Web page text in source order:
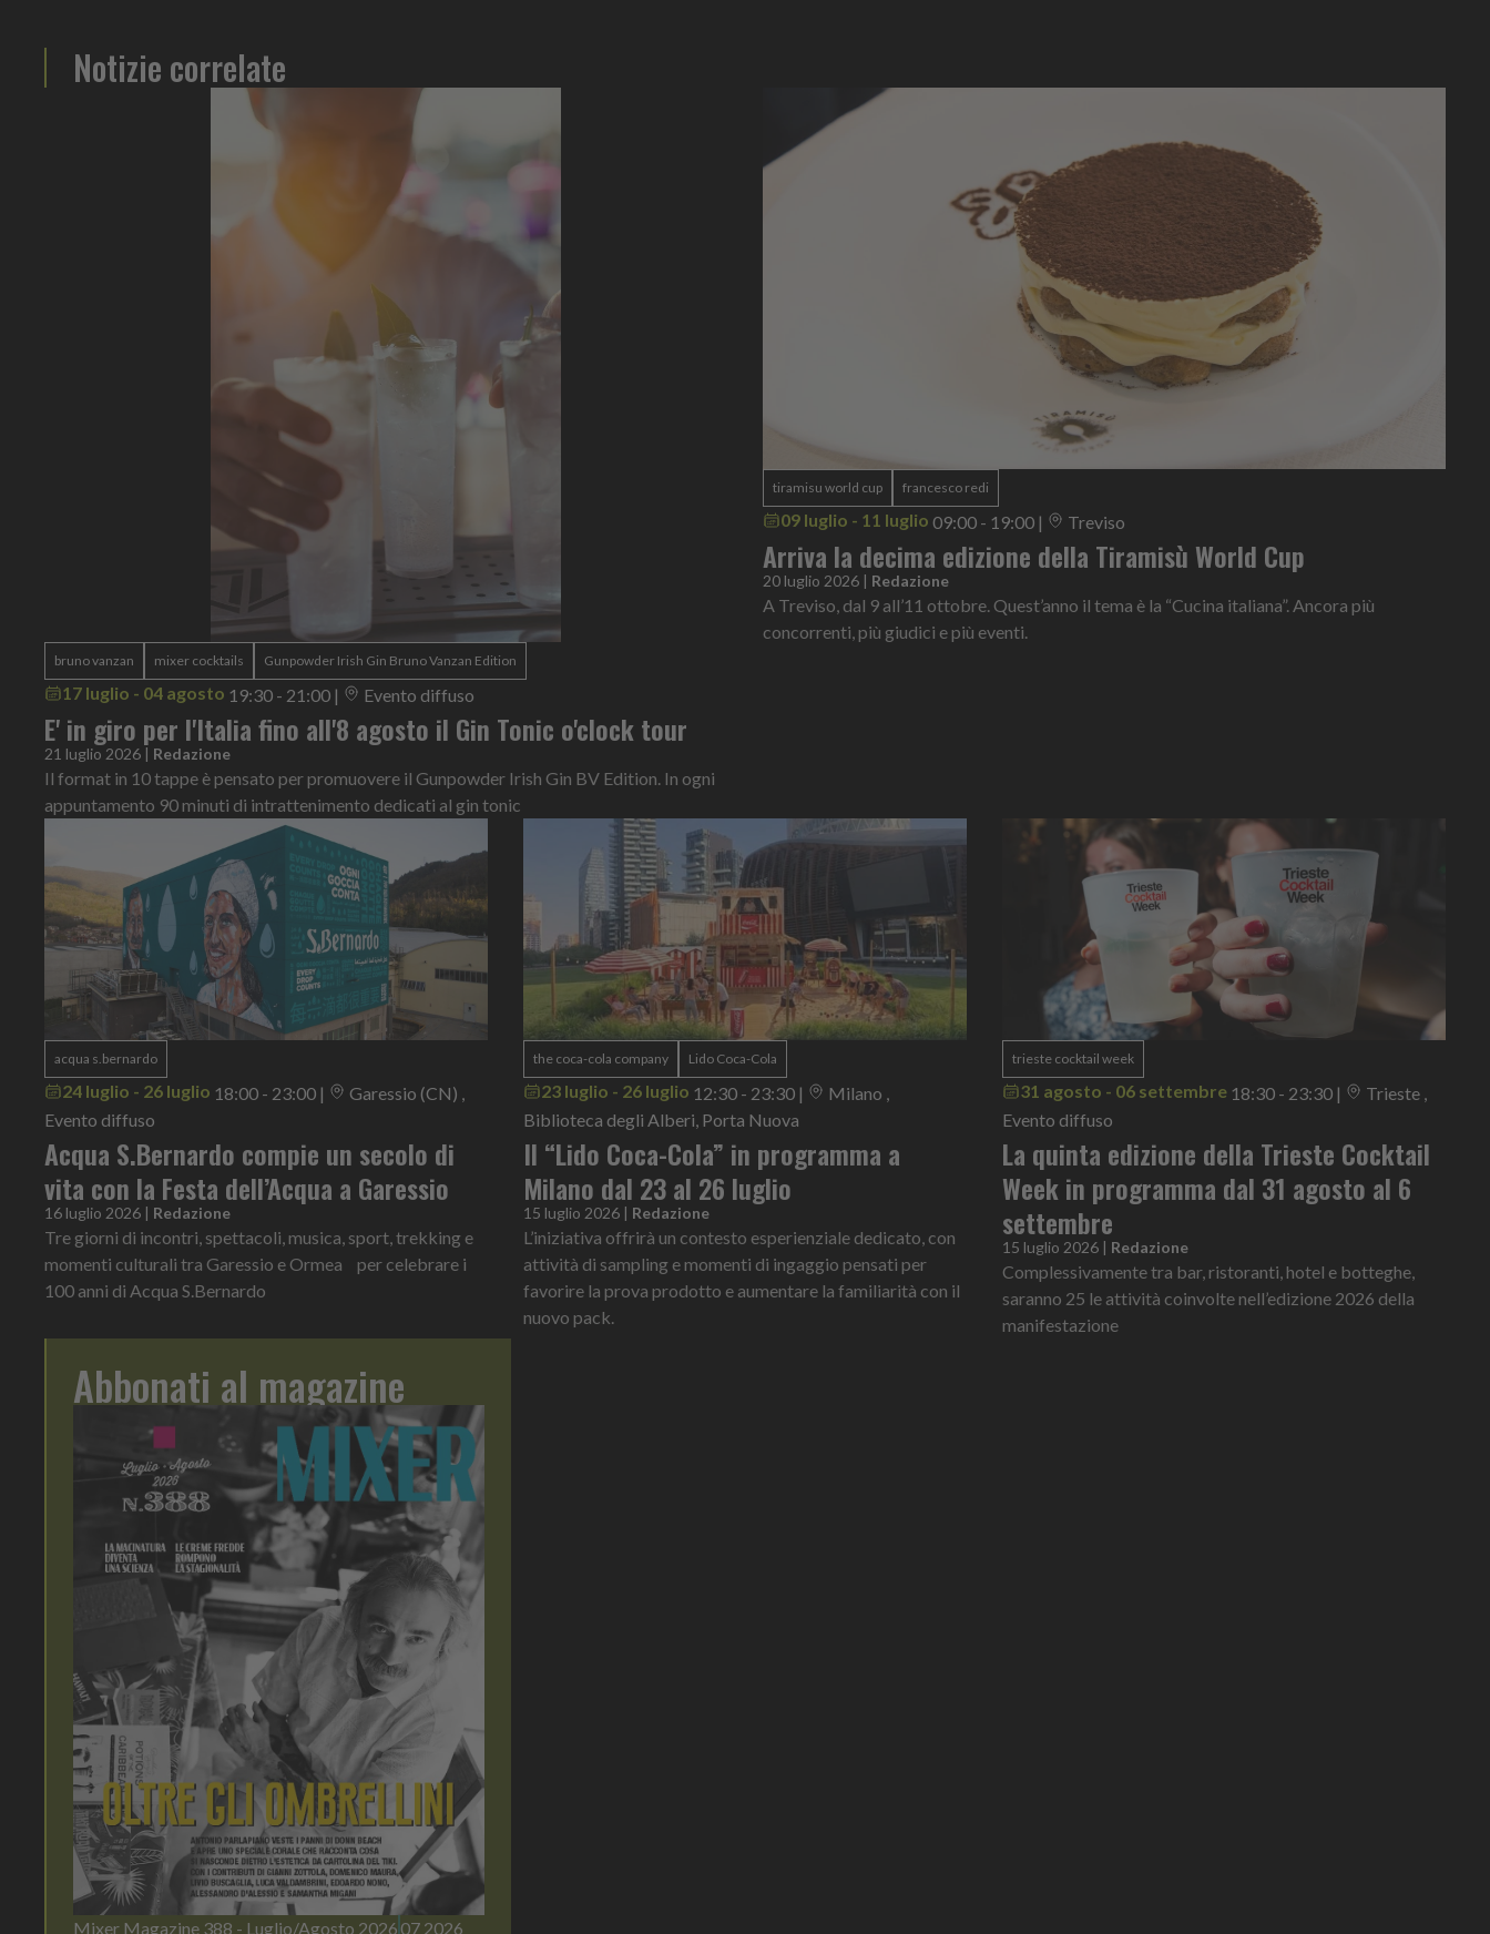
Notizie correlate
bruno vanzan mixer cocktails Gunpowder Irish Gin Bruno Vanzan Edition
17 luglio - 04 agosto 19:30 - 21:00 | Evento diffuso
E' in giro per l'Italia fino all'8 agosto il Gin Tonic o'clock tour
21 luglio 2026 | Redazione
Il format in 10 tappe è pensato per promuovere il Gunpowder Irish Gin BV Edition. In ogni
appuntamento 90 minuti di intrattenimento dedicati al gin tonic
tiramisu world cup francesco redi
09 luglio - 11 luglio 09:00 - 19:00 | Treviso
Arriva la decima edizione della Tiramisù World Cup
20 luglio 2026 | Redazione
A Treviso, dal 9 all’11 ottobre. Quest’anno il tema è la “Cucina italiana”. Ancora più
concorrenti, più giudici e più eventi.
acqua s.bernardo
24 luglio - 26 luglio 18:00 - 23:00 |
Garessio (CN) ,
Evento diffuso
Acqua S.Bernardo compie un secolo di
vita con la Festa dell’Acqua a Garessio
16 luglio 2026 | Redazione
Tre giorni di incontri, spettacoli, musica, sport, trekking e
momenti culturali tra Garessio e Ormea per celebrare i
100 anni di Acqua S.Bernardo
the coca-cola company Lido Coca-Cola
23 luglio - 26 luglio 12:30 - 23:30 |
Milano ,
Biblioteca degli Alberi, Porta Nuova
Il “Lido Coca-Cola” in programma a
Milano dal 23 al 26 luglio
15 luglio 2026 | Redazione
L’iniziativa offrirà un contesto esperienziale dedicato, con
attività di sampling e momenti di ingaggio pensati per
favorire la prova prodotto e aumentare la familiarità con il
nuovo pack.
trieste cocktail week
31 agosto - 06 settembre 18:30 - 23:30 |
Trieste ,
Evento diffuso
La quinta edizione della Trieste Cocktail
Week in programma dal 31 agosto al 6
settembre
15 luglio 2026 | Redazione
Complessivamente tra bar, ristoranti, hotel e botteghe,
saranno 25 le attività coinvolte nell’edizione 2026 della
manifestazione
Abbonati al magazine
Mixer Magazine 388 - Luglio/Agosto 2026 07 2026